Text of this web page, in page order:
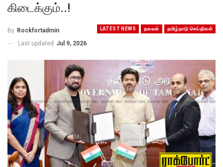
கிடைக்கும்..!
LATEST NEWS தகவல் தமிழ்நாடு செய்திகள்
By Rockfortadmin
Last updated Jul 9, 2026